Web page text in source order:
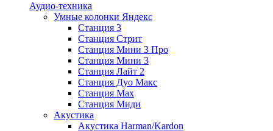
Аудио-техника
Умные колонки Яндекс
Станция 3
Станция Стрит
Станция Мини 3 Про
Станция Мини 3
Станция Лайт 2
Станция Дуо Макс
Станция Max
Станция Миди
Акустика
Акустика Harman/Kardon